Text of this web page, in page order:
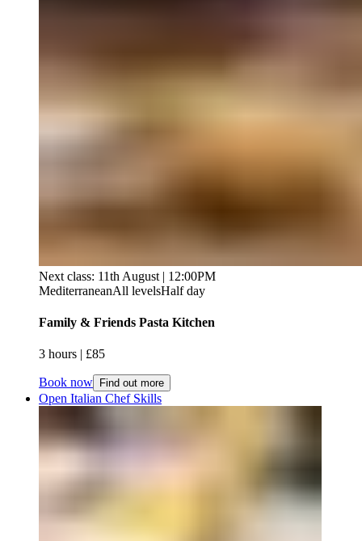
Next class: 11th August | 12:00PM
MediterraneanAll levelsHalf day
Family & Friends Pasta Kitchen​​​​‌ ‍ ​‍​‍‌‍ ‌ ​‍‌‍‍‌‌‍‌ ‌‍‍‌‌‍ ‍​‍​‍​ ‍‍​‍​‍‌ ​ ‌‍​‌‌‍ ‍‌‍‍‌‌ ‌​‌ ‍‌​‍ ‍‌‍‍‌‌‍ ​‍​‍​‍ ​​‍​‍‌‍‍​‌ ​‍‌‍‌‌‌‍‌‍​‍​‍​ ‍‍​‍​‍‌‍‍​‌ ‌​‌ ‌​‌ ​​‌ ​ ​ ‍‍​‍ ​‍ ‌‍ ​​‍ ‌‌‍​‌‌‍ ‍‌‍‌​​‍ ‌‌ ​‍​‍ ‌‌‍‍​‌‍ ‌ ‌​‌‍‌‌‌‍ ​‌ ​ ​‍ ‌‌ ​ ‌ ‌​‌ ‌‌‌‍‌​‌‍‍‌‌‍ ​‍ ‍‌ ‌‍‌‍‌‌‌ ​‍‌‍​ ‌‍‌‌‌‍ ​​‍ ‍‌‍​‌‌ ​​‌ ​​​‍ ‌‍‍‌‌‍ ‍‌ ‌​‌‍‌‌‌‍ ‍‌ ‌​​‍ ‌‍‌‌‌‍‌​‌‍‍‌‌ ‌​​‍ ‌‍ ‌‌‍ ‌‍‌​‌‍‌‌​ ‌‌ ​​‌ ​‍‌‍‌‌‌ ​ ‌‍‌‌‌‍ ‍‌ ‌​‌‍​‌‌ ‌​‌‍‍‌‌‍ ‌‍ ‍​ ‍ ‌‍‍‌‌‍‌​​ ‌​ ‍‌‌‍​‌​ ‌ ‌‍​‍‌‍​ ​ ‌‍‌‍‌​​ ‌‌​‍ ‌‌‍​‌​ ‍‌​ ‌​‌‍​‌​‍ ‌​ ‌​​ ‍‌‌‍‌‍‌‍‌​​‍ ‌‌‍​‍​ ‌ ​ ‍​​ ‌‍​‍ ‌​ ​​​ ‍‌‌‍​‍‌‍‌​​ ​ ‌‍​‍‌‍‌‌‌‍​‍​ ‌​‌‍​‍​ ​‌‌‍​‌​ ‍ ‌ ‌​‌ ‍‌‌ ​​‌‍‌‌​ ‌‌‍‍​‌‍ ‌ ‌​‌‍‌‌‌‍ ​‌​​ ‌‍ ​‌‍​‌‌ ​ ‌ ​ ​ ‍ ‌ ​​‌‍​‌‌ ‌​‌‍‍​​ ‌‌ ‌​‌‍‍‌‌ ‌​‌‍ ​‌‍‌‌​ ‌‍​‍‌‍​‌‌ ​ ‌‍‌‌‌‌‌‌‌ ​‍‌‍ ​​ ‌‌‍‍​‌ ‌​‌ ‌​‌ ​​‌ ​ ​‍‌‌​ ​ ‌​​‌​‍‌‌​ ​‍‌​‌‍​‍‌‌​ ​‍‌​‌‍‌‍ ​​‍ ‌‌‍​‌‌‍ ‍‌‍‌​​‍ ‌‌ ​‍​‍ ‌‌‍‍​‌‍ ‌ ‌​‌‍‌‌‌‍ ​‌ ​ ​‍ ‌‌ ​ ‌ ‌​‌ ‌‌‌‍‌​‌‍‍‌‌‍ ​‍ ‍‌ ‌‍‌‍‌‌‌ ​‍‌‍​ ‌‍‌‌‌‍ ​​‍ ‍‌‍​‌‌ ​​‌ ​​​‍‌‍‌‍‍‌‌‍‌​​ ‌​ ‍‌‌‍​‌​ ‌ ‌‍​‍‌‍​ ​ ‌‍‌‍‌​​ ‌‌​‍ ‌‌‍​‌​ ‍‌​ ‌​‌‍​‌​‍ ‌​ ‌​​ ‍‌‌‍‌‍‌‍‌​​‍ ‌‌‍​‍​ ‌ ​ ‍​​ ‌‍​‍ ‌​ ​​​ ‍‌‌‍​‍‌‍‌​​ ​ ‌‍​‍‌‍‌‌‌‍​‍​ ‌​‌‍​‍​ ​‌‌‍​‌​‍‌‍‌ ‌​‌ ‍‌‌ ​​‌‍‌‌​ ‌‌‍‍​‌‍ ‌ ‌​‌‍‌‌‌‍ ​‌​​ ‌‍ ​‌‍​‌‌ ​ ‌ ​ ​‍‌‍‌ ​​‌‍​‌‌ ‌​‌‍‍​​ ‌‌ ‌​‌‍‍‌‌ ‌​‌‍ ​‌‍‌‌​‍‌‍‌ ​​‌‍‌‌‌ ​‍‌ ​ ‌ ​​‌‍‌‌‌‍​ ‌ ‌​‌‍‍‌‌ ‌‍‌‍‌‌​ ‌‌ ​​‌ ‌‌‌‍​‍‌‍ ​‌‍‍‌‌ ​ ‌‍‍​‌‍‌‌‌‍‌​​‍​‍‌ ‌
3 hours​​​​‌ ‍ ​‍​‍‌‍ ‌ ​‍‌‍‍‌‌‍‌ ‌‍‍‌‌‍ ‍​‍​‍​ ‍‍​‍​‍‌ ​ ‌‍​‌‌‍ ‍‌‍‍‌‌ ‌​‌ ‍‌​‍ ‍‌‍‍‌‌‍ ​‍​‍​‍ ​​‍​‍‌‍‍​‌ ​‍‌‍‌‌‌‍‌‍​‍​‍​ ‍‍​‍​‍‌‍‍​‌ ‌​‌ ‌​‌ ​​‌ ​ ​ ‍‍​‍ ​‍ ‌‍ ​​‍ ‌‌‍​‌‌‍ ‍‌‍‌​​‍ ‌‌ ​‍​‍ ‌‌‍‍​‌‍ ‌ ‌​‌‍‌‌‌‍ ​‌ ​ ​‍ ‌‌ ​ ‌ ‌​‌ ‌‌‌‍‌​‌‍‍‌‌‍ ​‍ ‍‌ ‌‍‌‍‌‌‌ ​‍‌‍​ ‌‍‌‌‌‍ ​​‍ ‍‌‍​‌‌ ​​‌ ​​​‍ ‌‍‍‌‌‍ ‍‌ ‌​‌‍‌‌‌‍ ‍‌ ‌​​‍ ‌‍‌‌‌‍‌​‌‍‍‌‌ ‌​​‍ ‌‍ ‌‌‍ ‌‍‌​‌‍‌‌​ ‌‌ ​​‌ ​‍‌‍‌‌‌ ​ ‌‍‌‌‌‍ ‍‌ ‌​‌‍​‌‌ ‌​‌‍‍‌‌‍ ‌‍ ‍​ ‍ ‌‍‍‌‌‍‌​​ ‌​ ‍‌‌‍​‌​ ‌ ‌‍​‍‌‍​ ​ ‌‍‌‍‌​​ ‌‌​‍ ‌‌‍​‌​ ‍‌​ ‌​‌‍​‌​‍ ‌​ ‌​​ ‍‌‌‍‌‍‌‍‌​​‍ ‌‌‍​‍​ ‌ ​ ‍​​ ‌‍​‍ ‌​ ​​​ ‍‌‌‍​‍‌‍‌​​ ​ ‌‍​‍‌‍‌‌‌‍​‍​ ‌​‌‍​‍​ ​‌‌‍​‌​ ‍ ‌ ‌​‌ ‍‌‌ ​​‌‍‌‌​ ‌‌‍‍​‌‍ ‌ ‌​‌‍‌‌‌‍ ​‌​​ ‌‍ ​‌‍​‌‌ ​ ‌ ​ ​ ‍ ‌ ​​‌‍​‌‌ ‌​‌‍‍​​ ‌‌ ‌​‌‍‍‌‌‍ ‌‌‍‌‌​ ‌‍​‍‌‍​‌‌ ​ ‌‍‌‌‌‌‌‌‌ ​‍‌‍ ​​ ‌‌‍‍​‌ ‌​‌ ‌​‌ ​​‌ ​ ​‍‌‌​ ​ ‌​​‌​‍‌‌​ ​‍‌​‌‍​‍‌‌​ ​‍‌​‌‍‌‍ ​​‍ ‌‌‍​‌‌‍ ‍‌‍‌​​‍ ‌‌ ​‍​‍ ‌‌‍‍​‌‍ ‌ ‌​‌‍‌‌‌‍ ​‌ ​ ​‍ ‌‌ ​ ‌ ‌​‌ ‌‌‌‍‌​‌‍‍‌‌‍ ​‍ ‍‌ ‌‍‌‍‌‌‌ ​‍‌‍​ ‌‍‌‌‌‍ ​​‍ ‍‌‍​‌‌ ​​‌ ​​​‍‌‍‌‍‍‌‌‍‌​​ ‌​ ‍‌‌‍​‌​ ‌ ‌‍​‍‌‍​ ​ ‌‍‌‍‌​​ ‌‌​‍ ‌‌‍​‌​ ‍‌​ ‌​‌‍​‌​‍ ‌​ ‌​​ ‍‌‌‍‌‍‌‍‌​​‍ ‌‌‍​‍​ ‌ ​ ‍​​ ‌‍​‍ ‌​ ​​​ ‍‌‌‍​‍‌‍‌​​ ​ ‌‍​‍‌‍‌‌‌‍​‍​ ‌​‌‍​‍​ ​‌‌‍​‌​‍‌‍‌ ‌​‌ ‍‌‌ ​​‌‍‌‌​ ‌‌‍‍​‌‍ ‌ ‌​‌‍‌‌‌‍ ​‌​​ ‌‍ ​‌‍​‌‌ ​ ‌ ​ ​‍‌‍‌ ​​‌‍​‌‌ ‌​‌‍‍​​ ‌‌ ‌​‌‍‍‌‌‍ ‌‌‍‌‌​‍‌‍‌ ​​‌‍‌‌‌ ​‍‌ ​ ‌ ​​‌‍‌‌‌‍​ ‌ ‌​‌‍‍‌‌ ‌‍‌‍‌‌​ ‌‌ ​​‌ ‌‌‌‍​‍‌‍ ​‌‍‍‌‌ ​ ‌‍‍​‌‍‌‌‌‍‌​​‍​‍‌ ‌ | £85​​​​‌ ‍ ​‍​‍‌‍ ‌ ​‍‌‍‍‌‌‍‌ ‌‍‍‌‌‍ ‍​‍​‍​ ‍‍​‍​‍‌ ​ ‌‍​‌‌‍ ‍‌‍‍‌‌ ‌​‌ ‍‌​‍ ‍‌‍‍‌‌‍ ​‍​‍​‍ ​​‍​‍‌‍‍​‌ ​‍‌‍‌‌‌‍‌‍​‍​‍​ ‍‍​‍​‍‌‍‍​‌ ‌​‌ ‌​‌ ​​‌ ​ ​ ‍‍​‍ ​‍ ‌‍ ​​‍ ‌‌‍​‌‌‍ ‍‌‍‌​​‍ ‌‌ ​‍​‍ ‌‌‍‍​‌‍ ‌ ‌​‌‍‌‌‌‍ ​‌ ​ ​‍ ‌‌ ​ ‌ ‌​‌ ‌‌‌‍‌​‌‍‍‌‌‍ ​‍ ‍‌ ‌‍‌‍‌‌‌ ​‍‌‍​ ‌‍‌‌‌‍ ​​‍ ‍‌‍​‌‌ ​​‌ ​​​‍ ‌‍‍‌‌‍ ‍‌ ‌​‌‍‌‌‌‍ ‍‌ ‌​​‍ ‌‍‌‌‌‍‌​‌‍‍‌‌ ‌​​‍ ‌‍ ‌‌‍ ‌‍‌​‌‍‌‌​ ‌‌ ​​‌ ​‍‌‍‌‌‌ ​ ‌‍‌‌‌‍ ‍‌ ‌​‌‍​‌‌ ‌​‌‍‍‌‌‍ ‌‍ ‍​ ‍ ‌‍‍‌‌‍‌​​ ‌​ ‍‌‌‍​‌​ ‌ ‌‍​‍‌‍​ ​ ‌‍‌‍‌​​ ‌‌​‍ ‌‌‍​‌​ ‍‌​ ‌​‌‍​‌​‍ ‌​ ‌​​ ‍‌‌‍‌‍‌‍‌​​‍ ‌‌‍​‍​ ‌ ​ ‍​​ ‌‍​‍ ‌​ ​​​ ‍‌‌‍​‍‌‍‌​​ ​ ‌‍​‍‌‍‌‌‌‍​‍​ ‌​‌‍​‍​ ​‌‌‍​‌​ ‍ ‌ ‌​‌ ‍‌‌ ​​‌‍‌‌​ ‌‌‍‍​‌‍ ‌ ‌​‌‍‌‌‌‍ ​‌​​ ‌‍ ​‌‍​‌‌ ​ ‌ ​ ​ ‍ ‌ ​​‌‍​‌‌ ‌​‌‍‍​​ ‌‌ ​​‌ ​‍‌‍‍‌‌‍​ ‌‍‌‌​ ‌‍​‍‌‍​‌‌ ​ ‌‍‌‌‌‌‌‌‌ ​‍‌‍ ​​ ‌‌‍‍​‌ ‌​‌ ‌​‌ ​​‌ ​ ​‍‌‌​ ​ ‌​​‌​‍‌‌​ ​‍‌​‌‍​‍‌‌​ ​‍‌​‌‍‌‍ ​​‍ ‌‌‍​‌‌‍ ‍‌‍‌​​‍ ‌‌ ​‍​‍ ‌‌‍‍​‌‍ ‌ ‌​‌‍‌‌‌‍ ​‌ ​ ​‍ ‌‌ ​ ‌ ‌​‌ ‌‌‌‍‌​‌‍‍‌‌‍ ​‍ ‍‌ ‌‍‌‍‌‌‌ ​‍‌‍​ ‌‍‌‌‌‍ ​​‍ ‍‌‍​‌‌ ​​‌ ​​​‍‌‍‌‍‍‌‌‍‌​​ ‌​ ‍‌‌‍​‌​ ‌ ‌‍​‍‌‍​ ​ ‌‍‌‍‌​​ ‌‌​‍ ‌‌‍​‌​ ‍‌​ ‌​‌‍​‌​‍ ‌​ ‌​​ ‍‌‌‍‌‍‌‍‌​​‍ ‌‌‍​‍​ ‌ ​ ‍​​ ‌‍​‍ ‌​ ​​​ ‍‌‌‍​‍‌‍‌​​ ​ ‌‍​‍‌‍‌‌‌‍​‍​ ‌​‌‍​‍​ ​‌‌‍​‌​‍‌‍‌ ‌​‌ ‍‌‌ ​​‌‍‌‌​ ‌‌‍‍​‌‍ ‌ ‌​‌‍‌‌‌‍ ​‌​​ ‌‍ ​‌‍​‌‌ ​ ‌ ​ ​‍‌‍‌ ​​‌‍​‌‌ ‌​‌‍‍​​ ‌‌ ​​‌ ​‍‌‍‍‌‌‍​ ‌‍‌‌​‍‌‍‌ ​​‌‍‌‌‌ ​‍‌ ​ ‌ ​​‌‍‌‌‌‍​ ‌ ‌​‌‍‍‌‌ ‌‍‌‍‌‌​ ‌‌ ​​‌ ‌‌‌‍​‍‌‍ ​‌‍‍‌‌ ​ ‌‍‍​‌‍‌‌‌‍‌​​‍​‍‌ ‌
Book now Find out more
Open Italian Chef Skills​​​​‌ ‍ ​‍​‍‌‍ ‌ ​‍‌‍‍‌‌‍‌ ‌‍‍‌‌‍ ‍​‍​‍​ ‍‍​‍​‍‌ ​ ‌‍​‌‌‍ ‍‌‍‍‌‌ ‌​‌ ‍‌​‍ ‍‌‍‍‌‌‍ ​‍​‍​‍ ​​‍​‍‌‍‍​‌ ​‍‌‍‌‌‌‍‌‍​‍​‍​ ‍‍​‍​‍‌‍‍​‌ ‌​‌ ‌​‌ ​​‌ ​ ​ ‍‍​‍ ​‍ ‌‍ ​​‍ ‌‌‍​‌‌‍ ‍‌‍‌​​‍ ‌‌ ​‍​‍ ‌‌‍‍​‌‍ ‌ ‌​‌‍‌‌‌‍ ​‌ ​ ​‍ ‌‌ ​ ‌ ‌​‌ ‌‌‌‍‌​‌‍‍‌‌‍ ​‍ ‍‌ ‌‍‌‍‌‌‌ ​‍‌‍​ ‌‍‌‌‌‍ ​​‍ ‍‌‍​‌‌ ​​‌ ​​​‍ ‌‍‍‌‌‍ ‍‌ ‌​‌‍‌‌‌‍ ‍‌ ‌​​‍ ‌‍‌‌‌‍‌​‌‍‍‌‌ ‌​​‍ ‌‍ ‌‌‍ ‌‍‌​‌‍‌‌​ ‌‌ ​​‌ ​‍‌‍‌‌‌ ​ ‌‍‌‌‌‍ ‍‌ ‌​‌‍​‌‌ ‌​‌‍‍‌‌‍ ‌‍ ‍​ ‍ ‌‍‍‌‌‍‌​​ ‌‌‍‌‌​ ‍‌‌‍‌‌​ ‌ ‌‍​‍​ ‍‌​ ​‍​ ​‌​‍ ‌​ ​‌​ ‍​​ ​​​ ‍​​‍ ‌​ ‌​​ ​ ‌‍​ ​ ​‌​‍ ‌‌‍​‍‌‍​ ‌‍​‍‌‍‌‌​‍ ‌‌‍​ ‌‍​‌​ ‌ ​ ‍‌​ ​​‌‍‌‍‌‍‌‍​ ​‌​ ​​‌‍​ ​ ‍‌‌‍‌‌​ ‍ ‌ ‌​‌ ‍‌‌ ​​‌‍‌‌​ ‌‌‍‍​‌‍ ‌ ‌​‌‍‌‌‌‍ ​‌​​ ‌‍ ​‌‍​‌‌ ​ ‌ ​ ​ ‍ ‌ ​​‌‍​‌‌ ‌​‌‍‍​​ ‌‌ ‌​‌‍‍‌‌ ‌​‌‍ ​‌‍‌‌​ ‌‍​‍‌‍​‌‌ ​ ‌‍‌‌‌‌‌‌‌ ​‍‌‍ ​​ ‌‌‍‍​‌ ‌​‌ ‌​‌ ​​‌ ​ ​‍‌‌​ ​ ‌​​‌​‍‌‌​ ​‍‌​‌‍​‍‌‌​ ​‍‌​‌‍‌‍ ​​‍ ‌‌‍​‌‌‍ ‍‌‍‌​​‍ ‌‌ ​‍​‍ ‌‌‍‍​‌‍ ‌ ‌​‌‍‌‌‌‍ ​‌ ​ ​‍ ‌‌ ​ ‌ ‌​‌ ‌‌‌‍‌​‌‍‍‌‌‍ ​‍ ‍‌ ‌‍‌‍‌‌‌ ​‍‌‍​ ‌‍‌‌‌‍ ​​‍ ‍‌‍​‌‌ ​​‌ ​​​‍‌‍‌‍‍‌‌‍‌​​ ‌‌‍‌‌​ ‍‌‌‍‌‌​ ‌ ‌‍​‍​ ‍‌​ ​‍​ ​‌​‍ ‌​ ​‌​ ‍​​ ​​​ ‍​​‍ ‌​ ‌​​ ​ ‌‍​ ​ ​‌​‍ ‌‌‍​‍‌‍​ ‌‍​‍‌‍‌‌​‍ ‌‌‍​ ‌‍​‌​ ‌ ​ ‍‌​ ​​‌‍‌‍‌‍‌‍​ ​‌​ ​​‌‍​ ​ ‍‌‌‍‌‌​‍‌‍‌ ‌​‌ ‍‌‌ ​​‌‍‌‌​ ‌‌‍‍​‌‍ ‌ ‌​‌‍‌‌‌‍ ​‌​​ ‌‍ ​‌‍​‌‌ ​ ‌ ​ ​‍‌‍‌ ​​‌‍​‌‌ ‌​‌‍‍​​ ‌‌ ‌​‌‍‍‌‌ ‌​‌‍ ​‌‍‌‌​‍‌‍‌ ​​‌‍‌‌‌ ​‍‌ ​ ‌ ​​‌‍‌‌‌‍​ ‌ ‌​‌‍‍‌‌ ‌‍‌‍‌‌​ ‌‌ ​​‌ ‌‌‌‍​‍‌‍ ​‌‍‍‌‌ ​ ‌‍‍​‌‍‌‌‌‍‌​​‍​‍‌ ‌